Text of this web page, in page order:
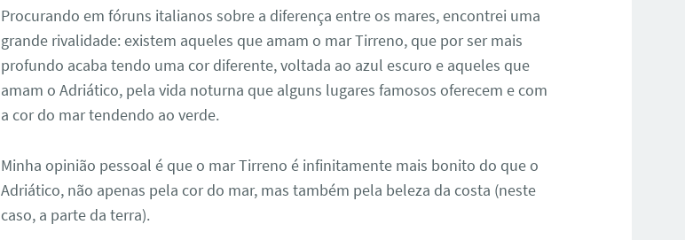
Procurando em fóruns italianos sobre a diferença entre os mares, encontrei uma
grande rivalidade: existem aqueles que amam o mar Tirreno, que por ser mais
profundo acaba tendo uma cor diferente, voltada ao azul escuro e aqueles que
amam o Adriático, pela vida noturna que alguns lugares famosos oferecem e com
a cor do mar tendendo ao verde.
Minha opinião pessoal é que o mar Tirreno é infinitamente mais bonito do que o
Adriático, não apenas pela cor do mar, mas também pela beleza da costa (neste
caso, a parte da terra).